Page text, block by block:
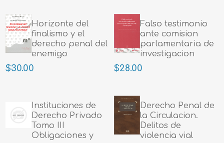
Horizonte del
finalismo y el
derecho penal del
enemigo
$30.00
Falso testimonio
ante comision
parlamentaria de
investigacion
(Art.502.3 CP) Tipo
de injusto
$28.00
Instituciones de
Derecho Privado
Tomo III
Obligaciones y
Derecho Penal de
la Circulacion.
Delitos de
violencia vial